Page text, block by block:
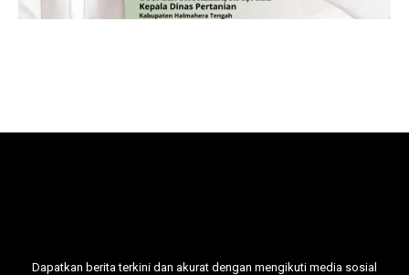
Dapatkan berita terkini dan akurat dengan mengikuti media sosial